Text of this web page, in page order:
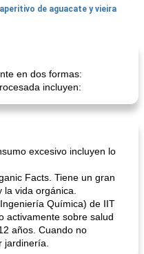
aperitivo de aguacate y vieira
Ensalada de zanahoria hawaiana
en dos formas:
incluyen:
excesivo incluyen lo
Facts. Tiene un gran
vida orgánica.
Química) de IIT
activamente sobre salud
años. Cuando no
jardinería.